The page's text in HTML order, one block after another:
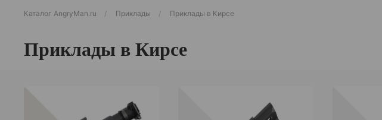
Каталог AngryMan.ru Приклады Приклады в Кирсе
Приклады в Кирсе